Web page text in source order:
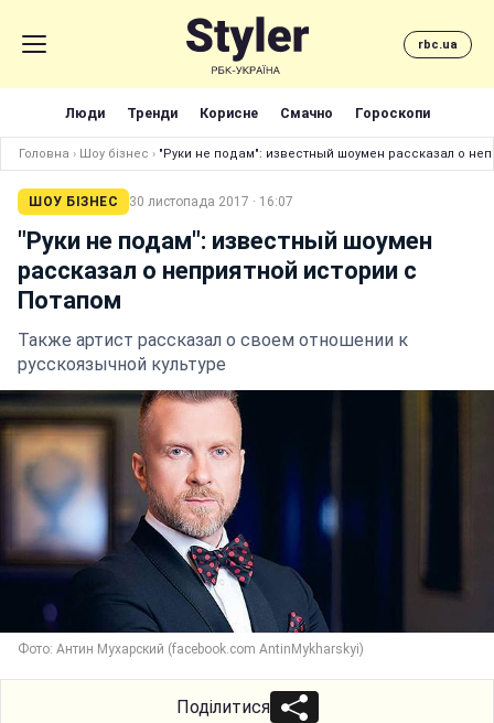
rbc.ua
Люди Тренди Корисне Смачно Гороскопи
Головна › Шоу бізнес › "Руки не подам": известный шоумен рассказал о
ШОУ БІЗНЕС 30 листопада 2017 · 16:07
"Руки не подам": известный шоумен
рассказал о неприятной истории с
Потапом
Также артист рассказал о своем отношении к
русскоязычной культуре
Фото: Антин Мухарский (facebook.com AntinMykharskyi)
Поділитися